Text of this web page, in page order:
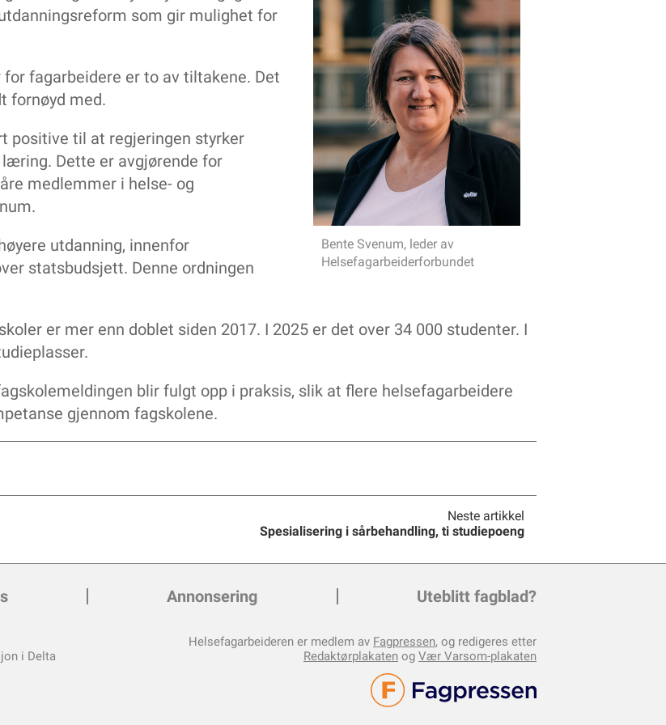
i sårbehandling, ti studiepoeng
taushetsplikten brytes, brytes tilliten
brev til redaktøren
har vi blitt flere menn, og vi godtar ikke
til personer med rusproblemer
INFORMERER
spørsmål om arbeid på røde dager
Bente Svenum, leder av
Helsefagarbeiderforbundet
som gir mulighet for
fagarbeidere er to av tiltakene. Det
fornøyd med.
positive til at regjeringen styrker
Dette er avgjørende for
medlemmer i helse- og
utdanning, innenfor
statsbudsjett. Denne ordningen
er mer enn doblet siden 2017. I 2025 er det over 34 000 studenter. I
blir fulgt opp i praksis, slik at flere helsefagarbeidere
gjennom fagskolene.
Neste artikkel
Spesialisering i sårbehandling, ti studiepoeng
Annonsering Uteblitt fagblad?
i Delta
Helsefagarbeideren er medlem av Fagpressen, og redigeres etter
Redaktørplakaten og Vær Varsom-plakaten